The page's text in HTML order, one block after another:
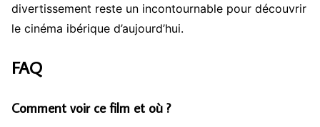
divertissement reste un incontournable pour découvrir
le cinéma ibérique d’aujourd’hui.
FAQ
Comment voir ce film et où ?